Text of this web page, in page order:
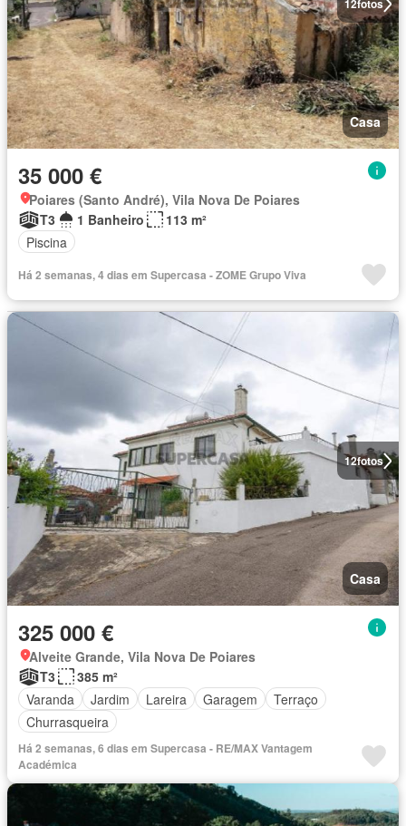
12fotos
Casa
35 000 €
Poiares (Santo André), Vila Nova De Poiares
T3
1 Banheiro
113 m²
Piscina
Há 2 semanas, 4 dias em Supercasa - ZOME Grupo Viva
12fotos
Casa
325 000 €
Alveite Grande, Vila Nova De Poiares
T3
385 m²
Varanda
Jardim Lareira Garagem
Terraço
Churrasqueira
Há 2 semanas, 6 dias em Supercasa - RE/MAX Vantagem
Académica